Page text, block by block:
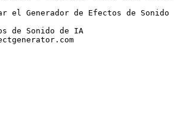
el Generador de Efectos de
de Sonido de IA